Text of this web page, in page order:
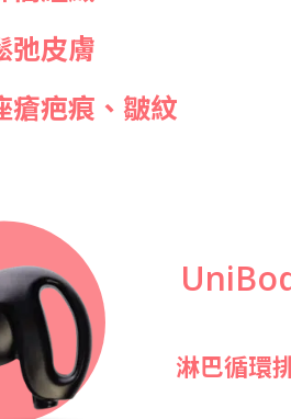
弛皮膚
瘡疤痕、皺紋
淋巴循環